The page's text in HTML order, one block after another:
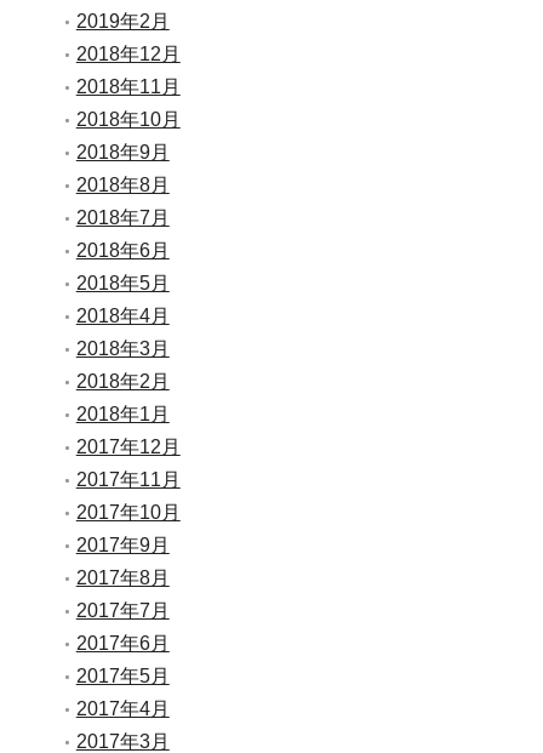
2019年2月
2018年12月
2018年11月
2018年10月
2018年9月
2018年8月
2018年7月
2018年6月
2018年5月
2018年4月
2018年3月
2018年2月
2018年1月
2017年12月
2017年11月
2017年10月
2017年9月
2017年8月
2017年7月
2017年6月
2017年5月
2017年4月
2017年3月